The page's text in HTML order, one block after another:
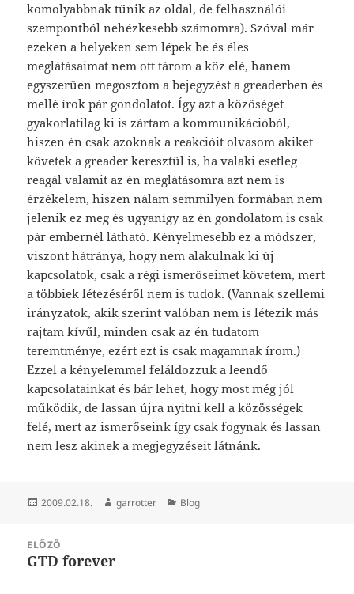
komolyabbnak tűnik az oldal, de felhasználói
szempontból nehézkesebb számomra). Szóval már
ezeken a helyeken sem lépek be és éles
meglátásaimat nem ott tárom a köz elé, hanem
egyszerűen megosztom a bejegyzést a greaderben és
mellé írok pár gondolatot. Így azt a közöséget
gyakorlatilag ki is zártam a kommunikációból,
hiszen én csak azoknak a reakcióit olvasom akiket
követek a greader keresztül is, ha valaki esetleg
reagál valamit az én meglátásomra azt nem is
érzékelem, hiszen nálam semmilyen formában nem
jelenik ez meg és ugyanígy az én gondolatom is csak
pár embernél látható. Kényelmesebb ez a módszer,
viszont hátránya, hogy nem alakulnak ki új
kapcsolatok, csak a régi ismerőseimet követem, mert
a többiek létezéséről nem is tudok. (Vannak szellemi
irányzatok, akik szerint valóban nem is létezik más
rajtam kívűl, minden csak az én tudatom
teremtménye, ezért ezt is csak magamnak írom.)
Ezzel a kényelemmel feláldozzuk a leendő
kapcsolatainkat és bár lehet, hogy most még jól
működik, de lassan újra nyitni kell a közösségek
felé, mert az ismerőseink így csak fogynak és lassan
nem lesz akinek a megjegyzéseit látnánk.
Közzétéve
2009.02.18. Szerző
garrotter Kategória
Blog
navigáció
ELŐZŐ
Korábbi
GTD forever